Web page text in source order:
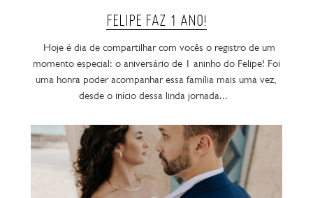
FELIPE FAZ 1 ANO!
Hoje é dia de compartilhar com vocês o registro de um
momento especial: o aniversário de 1 aninho do Felipe! Foi
uma honra poder acompanhar essa família mais uma vez,
desde o início dessa linda jornada...